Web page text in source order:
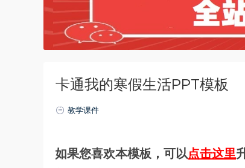
卡通我的寒假生活PPT模板
教学课件
如果您喜欢本模板，可以点击这里